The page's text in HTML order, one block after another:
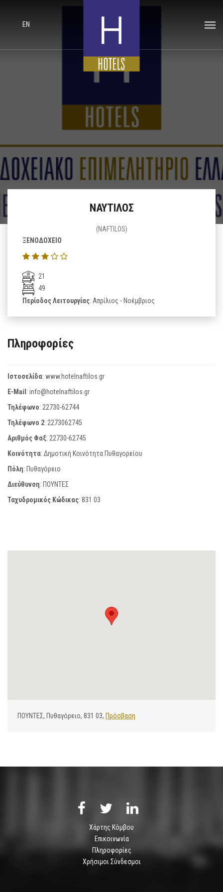
EN
ΝΑΥΤΙΛΟΣ
(NAFTILOS)
ΞΕΝΟΔΟΧΕΙΟ
21
49
Περίοδος Λειτουργίας: Απρίλιος - Νοέμβριος
Πληροφορίες
Ιστοσελίδα: www.hotelnaftilos.gr
E-Mail: info@hotelnaftilos.gr
Τηλέφωνο: 22730-62744
Τηλέφωνο 2: 2273062745
Αριθμός Φαξ: 22730-62745
Κοινότητα: Δημοτική Κοινότητα Πυθαγορείου
Πόλη: Πυθαγόρειο
Διεύθυνση: ΠΟΥΝΤΕΣ
Ταχυδρομικός Κώδικας: 831 03
ΠΟΥΝΤΕΣ, Πυθαγόρειο, 831 03, Πρόσβαση
Χάρτης Κόμβου
Επικοινωνία
Πληροφορίες
Χρήσιμοι Σύνδεσμοι